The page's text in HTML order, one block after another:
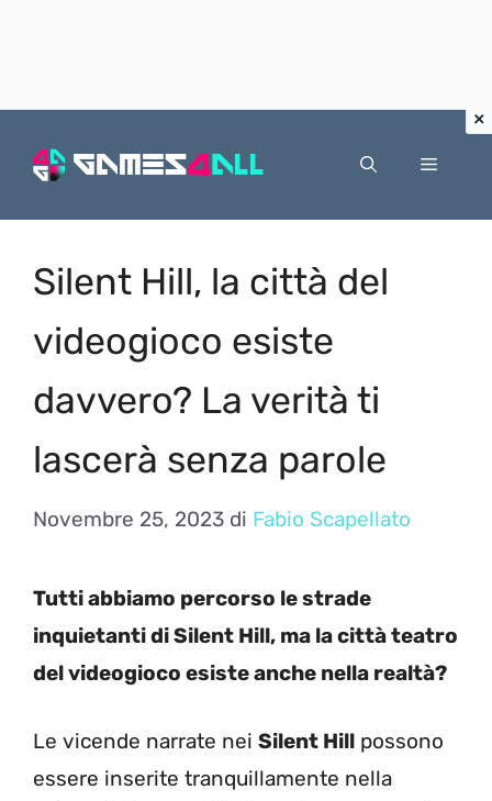
Menu
Silent Hill, la città del
videogioco esiste
davvero? La verità ti
lascerà senza parole
Novembre 25, 2023 di Fabio Scapellato
Tutti abbiamo percorso le strade
inquietanti di Silent Hill, ma la città teatro
del videogioco esiste anche nella realtà?
Le vicende narrate nei Silent Hill possono
essere inserite tranquillamente nella